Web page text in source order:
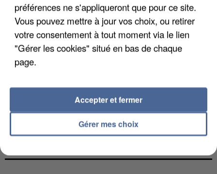
UNE TOURISTE DE L’OISE EMPORTÉE PAR UNE
COULÉE DE BOUE EN HAUTE-SAVOIE
préférences ne s'appliqueront que pour ce site.
Vous pouvez mettre à jour vos choix, ou retirer
votre consentement à tout moment via le lien
"Gérer les cookies" situé en bas de chaque
page.
Gérer mes choix
Accepter et fermer